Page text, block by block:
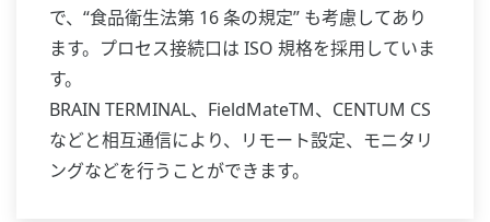
で、“食品衛生法第 16 条の規定” も考慮してあり
ます。プロセス接続口は ISO 規格を採用していま
す。
BRAIN TERMINAL、FieldMateTM、CENTUM CS
などと相互通信により、リモート設定、モニタリ
ングなどを行うことができます。